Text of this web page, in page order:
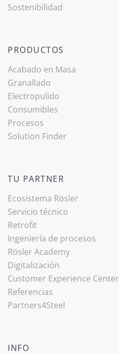
Sostenibilidad
PRODUCTOS
Acabado ­en Masa
Granallado
Electropulido
Consumibles
Procesos
Solution Finder
TU PARTNER
Ecosistema Rösler
Servicio técnico
Retrofit
Ingeniería de procesos
Rösler Academy
Digitalización
Customer Experience Center
Referencias
Partners4Steel
INFO